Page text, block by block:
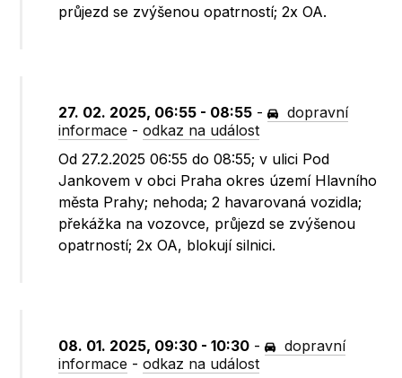
průjezd se zvýšenou opatrností; 2x OA.
27. 02. 2025, 06:55 - 08:55 -
dopravní
informace -odkaz na událost
Od 27.2.2025 06:55 do 08:55; v ulici Pod
Jankovem v obci Praha okres území Hlavního
města Prahy; nehoda; 2 havarovaná vozidla;
překážka na vozovce, průjezd se zvýšenou
opatrností; 2x OA, blokují silnici.
08. 01. 2025, 09:30 - 10:30 -
dopravní
informace -odkaz na událost